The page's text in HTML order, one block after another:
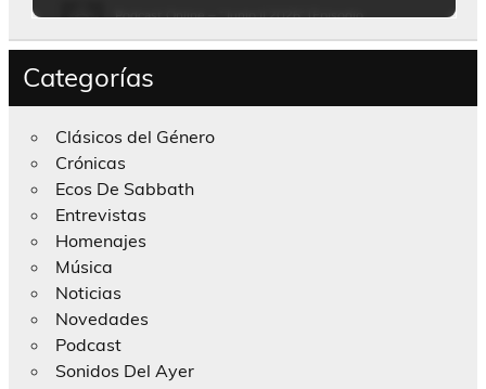
Categorías
Clásicos del Género
Crónicas
Ecos De Sabbath
Entrevistas
Homenajes
Música
Noticias
Novedades
Podcast
Sonidos Del Ayer